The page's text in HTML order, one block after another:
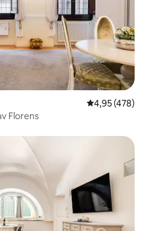
4,95 av 5 i
4,95 (478)
Florens